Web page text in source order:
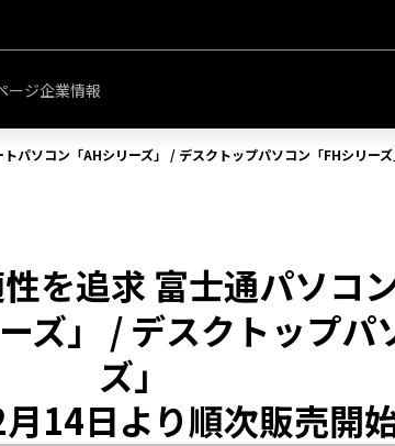
ージ企業情報
パソコン「AHシリーズ」 / デスクトップパソコン「FHシリー
を追求 富士通パソコ
ズ」 / デスクトップパ
ズ」
14日より順次販売開